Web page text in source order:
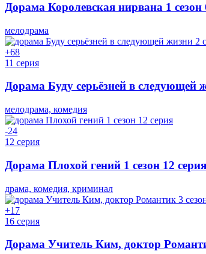
Дорама Королевская нирвана 1 сезон
мелодрама
+68
11 серия
Дорама Буду серьёзней в следующей
мелодрама, комедия
-24
12 серия
Дорама Плохой гений 1 сезон 12 серия
драма, комедия, криминал
+1 7
16 серия
Дорама Учитель Ким, доктор